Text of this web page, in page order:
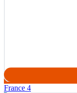
France 4